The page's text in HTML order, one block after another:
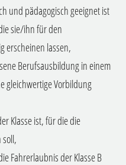
und pädagogisch geeignet ist
sie/ihn für den
erscheinen lassen,
Berufsausbildung in einem
gleichwertige Vorbildung
Klasse ist, für die die
Fahrerlaubnis der Klasse B